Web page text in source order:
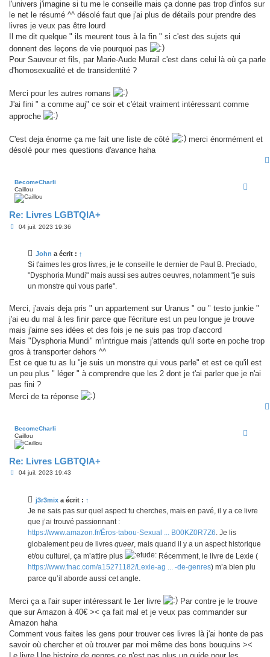
l'univers j'imagine si tu me le conseille mais ça donne pas trop d'infos sur
le net le résumé ^^ désolé faut que j'ai plus de détails pour prendre des
livres je veux pas être lourd
Il me dit quelque " ils meurent tous à la fin " si c'est des sujets qui
donnent des leçons de vie pourquoi pas
Pour Sauveur et fils, par Marie-Aude Murail c'est dans celui là où ça parle
d'homosexualité et de transidentité ?
Merci pour les autres romans
J'ai fini " a comme auj" ce soir et c'était vraiment intéressant comme
approche
C'est deja énorme ça me fait une liste de côté
merci énormément et
désolé pour mes questions d'avance haha
BecomeCharli
Caillou
Re: Livres LGBTQIA+
M04 juil. 2023 19:36
John a écrit : ↑
Si t'aimes les gros livres, je te conseille le dernier de Paul B. Preciado,
"Dysphoria Mundi" mais aussi ses autres oeuvres, notamment "je suis
un monstre qui vous parle".
Merci, j'avais deja pris " un appartement sur Uranus " ou " testo junkie "
j'ai eu du mal à les finir parce que l'écriture est un peu longue je trouve
mais j'aime ses idées et des fois je ne suis pas trop d'accord
Mais "Dysphoria Mundi" m'intrigue mais j'attends qu'il sorte en poche trop
gros à transporter dehors ^^
Est ce que tu as lu "je suis un monstre qui vous parle" et est ce qu'il est
un peu plus " léger " à comprendre que les 2 dont je t'ai parler que je n'ai
pas fini ?
Merci de ta réponse
BecomeCharli
Caillou
Re: Livres LGBTQIA+
M04 juil. 2023 19:43
j3r3mix a écrit : ↑
Je ne sais pas sur quel aspect tu cherches, mais en pavé, il y a ce livre
que j’ai trouvé passionnant :
https://www.amazon.fr/Éros-tabou-Sexual ... B00KZ0R7Z6 . Je lis
globalement peu de livres queer, mais quand il y a un aspect historique
et/ou culturel, ça m’attire plus
Récemment, le livre de Lexie (
https://www.fnac.com/a15271182/Lexie-ag ... -de-genres) m’a bien plu
parce qu’il aborde aussi cet angle.
Merci ça a l'air super intéressant le 1er livre
Par contre je le trouve
que sur Amazon à 40€ >< ça fait mal et je veux pas commander sur
Amazon haha
Comment vous faites les gens pour trouver ces livres là j'ai honte de pas
savoir où chercher et où trouver par moi même des bons bouquins ><